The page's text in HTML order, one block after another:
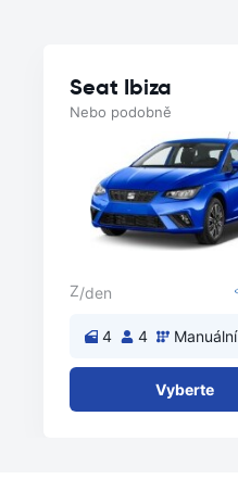
Seat Ibiza
Nebo podobně
Z/den
4 4 Manuální
Vyberte